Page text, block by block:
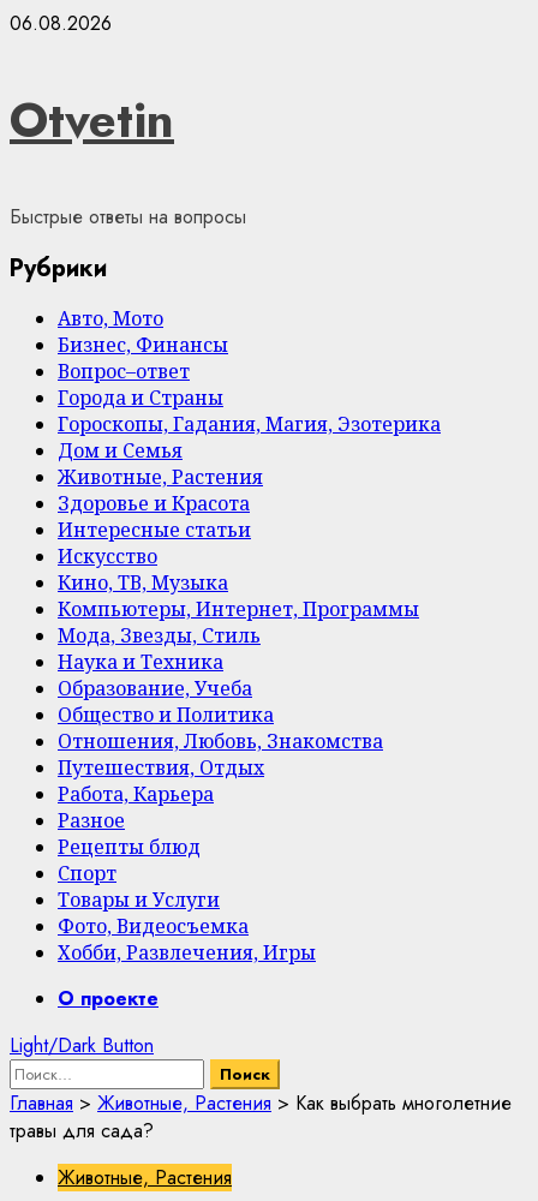
Skip
06.08.2026
Otvetin
Быстрые ответы на вопросы
Рубрики
Авто, Мото
Бизнес, Финансы
Вопрос–ответ
Города и Страны
Гороскопы, Гадания, Магия, Эзотерика
Дом и Семья
Животные, Растения
Здоровье и Красота
Интересные статьи
Искусство
Кино, ТВ, Музыка
Компьютеры, Интернет, Программы
Мода, Звезды, Стиль
Наука и Техника
Образование, Учеба
Общество и Политика
Отношения, Любовь, Знакомства
Путешествия, Отдых
Работа, Карьера
Разное
Рецепты блюд
Спорт
Товары и Услуги
Фото, Видеосъемка
Хобби, Развлечения, Игры
PrimaryО проекте
Light/Dark Button
Найти:
Главная > Животные, Растения > Как выбрать многолетние
травы для сада?
Животные, Растения